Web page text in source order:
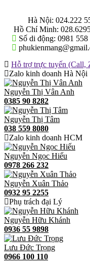
Hà Nội: 024.222
Hồ Chí Minh:
Số di động: 0981 558
Hỗ trợ trực tuyến (Call,
Zalo kinh doanh Hà Nội
Nguyễn Thị Vân Anh
0385 90 8282
Nguyễn Thị Tâm
038 559 8080
Zalo kinh doanh HCM
Nguyễn Ngọc Hiếu
0978 266 232
Nguyễn Xuân Thảo
0932 95 2255
Phụ trách đại Lý
Nguyễn Hữu Khánh
0936 55 9898
Lưu Đức Trọng
0966 100 110